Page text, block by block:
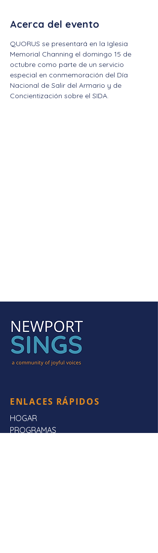
Acerca del evento
QUORUS se presentará en la Iglesia
Memorial Channing el domingo 15 de
octubre como parte de un servicio
especial en conmemoración del Día
Nacional de Salir del Armario y de
Concientización sobre el SIDA.
ENLACES RÁPIDOS
HOGAR
PROGRAMAS